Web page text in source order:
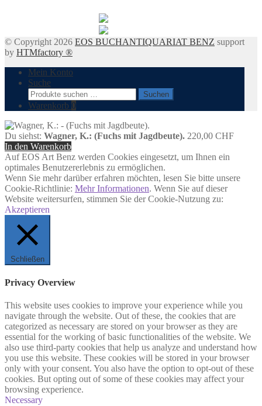
© Copyright 2026 EOS BUCHANTIQUARIAT BENZ support
by HTMfactory ®
Mein Konto
Suche
Suchen
nach:
Suchen
Warenkorb 0
Du siehst: Wagner, K.: (Fuchs mit Jagdbeute). 220,00 CHF
In den Warenkorb
Auf EOS Art Benz werden Cookies eingesetzt, um Ihnen ein
optimales Benutzererlebnis zu ermöglichen.
Wenn Sie mehr darüber erfahren möchten, lesen Sie bitte unsere
Cookie-Richtlinie: Mehr Informationen. Wenn Sie auf dieser
Website weitersurfen, stimmen Sie der Cookie-Nutzung zu:
Akzeptieren
Schließen
Privacy Overview
This website uses cookies to improve your experience while you
navigate through the website. Out of these, the cookies that are
categorized as necessary are stored on your browser as they are
essential for the working of basic functionalities of the website. We
also use third-party cookies that help us analyze and understand how
you use this website. These cookies will be stored in your browser
only with your consent. You also have the option to opt-out of these
cookies. But opting out of some of these cookies may affect your
browsing experience.
Necessary